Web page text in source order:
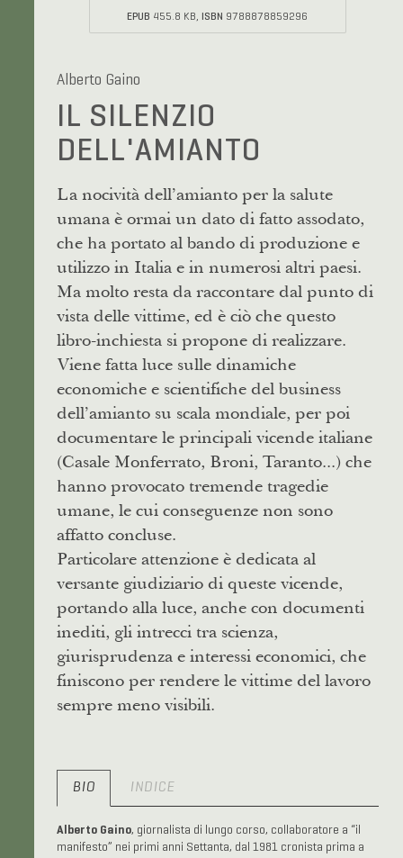
EPUB 455.8 KB, ISBN 9788878859296
Alberto Gaino
IL SILENZIO
DELL'AMIANTO
La nocività dell’amianto per la salute
umana è ormai un dato di fatto assodato,
che ha portato al bando di produzione e
utilizzo in Italia e in numerosi altri paesi.
Ma molto resta da raccontare dal punto di
vista delle vittime, ed è ciò che questo
libro-inchiesta si propone di realizzare.
Viene fatta luce sulle dinamiche
economiche e scientifiche del business
dell’amianto su scala mondiale, per poi
documentare le principali vicende italiane
(Casale Monferrato, Broni, Taranto...) che
hanno provocato tremende tragedie
umane, le cui conseguenze non sono
affatto concluse.
Particolare attenzione è dedicata al
versante giudiziario di queste vicende,
portando alla luce, anche con documenti
inediti, gli intrecci tra scienza,
giurisprudenza e interessi economici, che
finiscono per rendere le vittime del lavoro
sempre meno visibili.
BIO INDICE
Alberto Gaino, giornalista di lungo corso, collaboratore a “il
manifesto” nei primi anni Settanta, dal 1981 cronista prima a